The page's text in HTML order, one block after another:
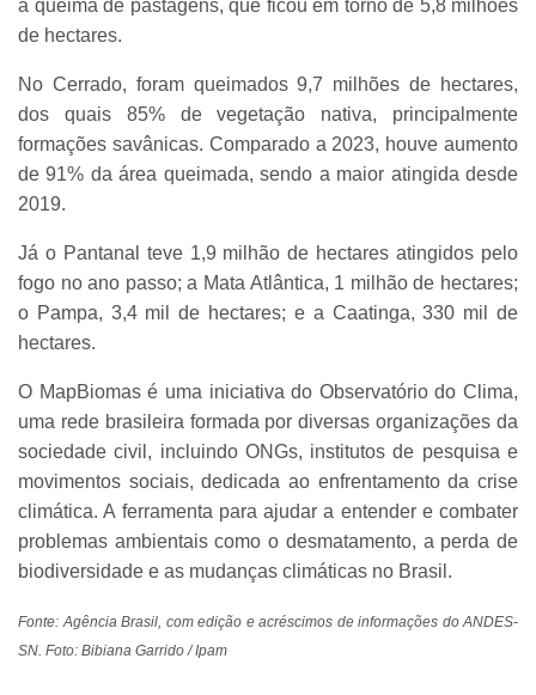
a queima de pastagens, que ficou em torno de 5,8 milhões
de hectares.
No Cerrado, foram queimados 9,7 milhões de hectares,
dos quais 85% de vegetação nativa, principalmente
formações savânicas. Comparado a 2023, houve aumento
de 91% da área queimada, sendo a maior atingida desde
2019.
Já o Pantanal teve 1,9 milhão de hectares atingidos pelo
fogo no ano passo; a Mata Atlântica, 1 milhão de hectares;
o Pampa, 3,4 mil de hectares; e a Caatinga, 330 mil de
hectares.
O MapBiomas é uma iniciativa do Observatório do Clima,
uma rede brasileira formada por diversas organizações da
sociedade civil, incluindo ONGs, institutos de pesquisa e
movimentos sociais, dedicada ao enfrentamento da crise
climática. A ferramenta para ajudar a entender e combater
problemas ambientais como o desmatamento, a perda de
biodiversidade e as mudanças climáticas no Brasil.
Fonte: Agência Brasil, com edição e acréscimos de informações do ANDES-
SN. Foto: Bibiana Garrido / Ipam